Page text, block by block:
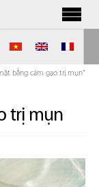
bằng cám gạo trị mụn"
trị mụn